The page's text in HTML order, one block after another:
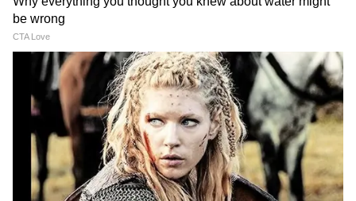
যাত্রাপথ সংক্ষিপ্ত করা হয়েছে কিছু ট্রেনের। ৭ ও ১০
অক্টোবর বর্ধমান-হাঁটিয়া- বর্ধমান মেমু এক্সপ্রেস
গোমো স্টেশন থেকে যাত্রা শুরু এবং শেষ করবে।
গোমা- হাঁটিয়া- গোমো সেকশনে পরিষেবা বন্ধ
থাকবে এই সময়।
ঝাড়গ্রাম- ধানবাদ- ঝাড়গ্রাম মেমু এক্সপ্রেসেরও
যাত্রা সংক্ষিপ্ত করা হয়েছে ৭ ও ১০ অক্টোবর